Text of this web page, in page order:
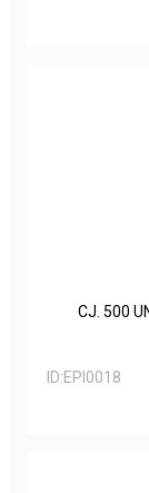
CJ. 500
ID:EPI0018